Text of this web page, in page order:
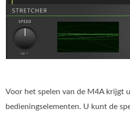
Voor het spelen van de M4A krijgt
bedieningselementen. U kunt de